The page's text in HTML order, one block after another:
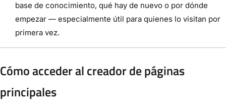
base de conocimiento, qué hay de nuevo o por dónde
empezar — especialmente útil para quienes lo visitan por
primera vez.
Cómo acceder al creador de páginas
principales